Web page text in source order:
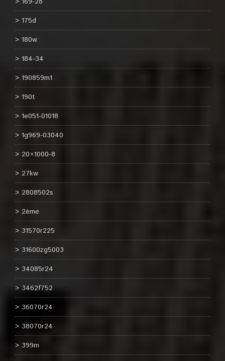
175d
180w
184-34
190859m1
190t
1e051-01018
1g969-03040
20×1000-8
27kw
2808502s
2ème
31570r225
31600zg5003
34085r24
3462f752
36070r24
38070r24
399m